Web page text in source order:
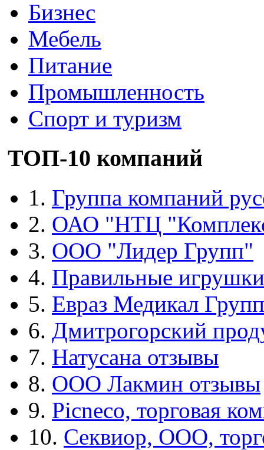
Бизнес
Мебель
Питание
Промышленность
Спорт и туризм
ТОП-10 компаний
1. Группа компаний
2. ОАО "НТЦ
3. ООО "Лидер Групп"
4. Правильные игрушки
5. Евраз Медикал Групп
6. Дмитрогорский
7. Натусана отзывы
8. ООО Лакмин отзывы
9. Picneco, торговая
10. Секвиор, ООО,